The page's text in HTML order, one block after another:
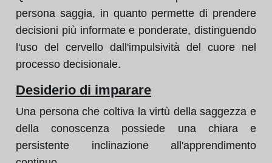
persona saggia, in quanto permette di prendere
decisioni più informate e ponderate, distinguendo
l'uso del cervello dall'impulsività del cuore nel
processo decisionale.
Desiderio di imparare
Una persona che coltiva la virtù della saggezza e
della conoscenza possiede una chiara e
persistente inclinazione all'apprendimento